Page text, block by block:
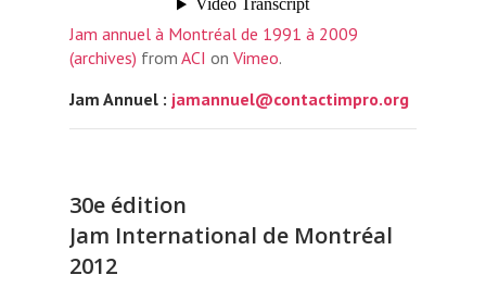
Jam annuel à Montréal de 1991 à 2009
(archives) from ACI on Vimeo.
Jam Annuel : jamannuel@contactimpro.org
30e édition
Jam International de Montréal
2012